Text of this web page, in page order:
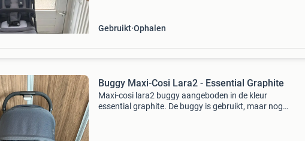
Gebruikt Ophalen
Buggy Maxi-Cosi Lara2 - Essential Graphite
Maxi-cosi lara2 buggy aangeboden in de kleur
essential graphite. De buggy is gebruikt, maar nog